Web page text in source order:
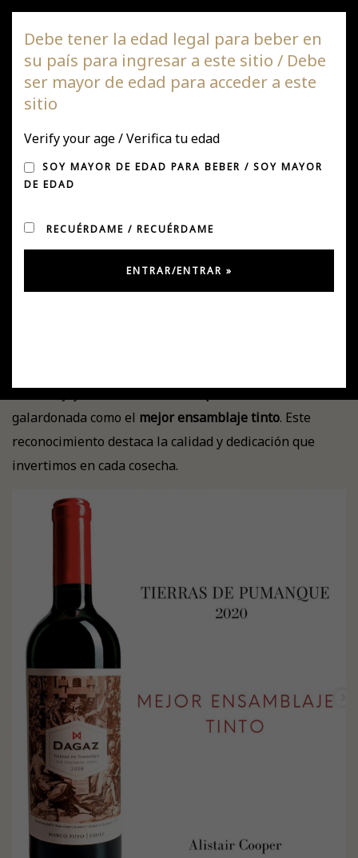
Viña DAGAZ
NOTICIAS
nuestra joya,Tierras de Pumanque 2020, ha sido
galardonada como el mejor ensamblaje tinto. Este
reconocimiento destaca la calidad y dedicación que
invertimos en cada cosecha.
Debe tener la edad legal para beber en
su país para ingresar a este sitio / Debe
ser mayor de edad para acceder a este
sitio
Verify your age / Verifica tu edad
SOY MAYOR DE EDAD PARA BEBER / SOY MAYOR
DE EDAD
RECUÉRDAME / RECUÉRDAME